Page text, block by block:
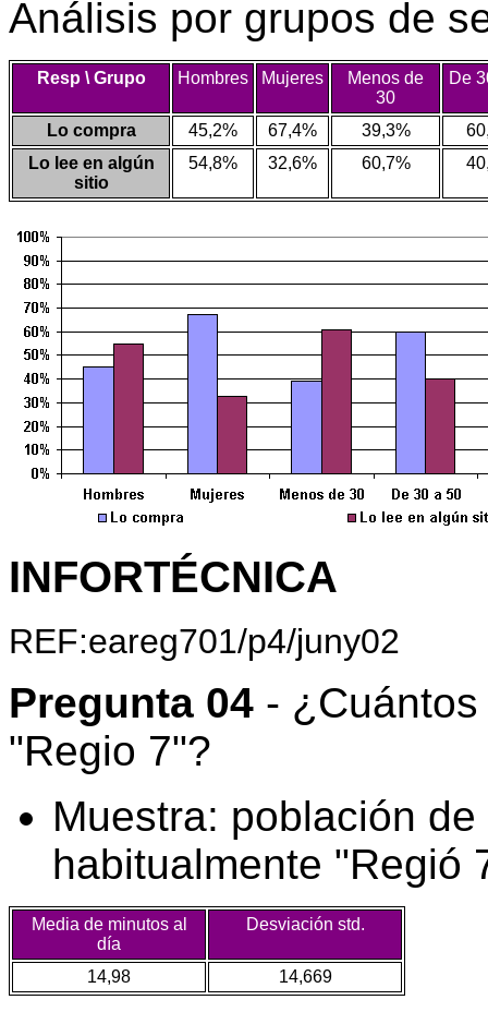
Análisis por grupos de
Resp \ Grupo Hombres Mujeres
Menos de
30
De
Lo compra 45,2% 67,4% 39,3%
Lo lee en algún
sitio
54,8% 32,6% 60,7%
INFORTÉCNICA
REF:eareg701/p4/juny02
Pregunta 04 -
"Regio 7"?
Muestra: población
habitualmente "Regió
Media de minutos al
día
Desviación std.
14,98 14,669